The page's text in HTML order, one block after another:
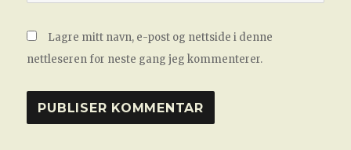
Lagre mitt navn, e-post og nettside i denne
nettleseren for neste gang jeg kommenterer.